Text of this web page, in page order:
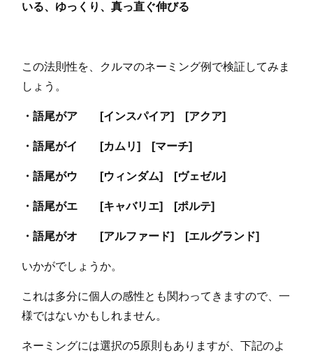
いる、ゆっくり、真っ直ぐ伸びる
この法則性を、クルマのネーミング例で検証してみま
しょう。
・語尾がア [インスパイア] [アクア]
・語尾がイ [カムリ] [マーチ]
・語尾がウ [ウィンダム] [ヴェゼル]
・語尾がエ [キャバリエ] [ポルテ]
・語尾がオ [アルファード] [エルグランド]
いかがでしょうか。
これは多分に個人の感性とも関わってきますので、一
様ではないかもしれません。
ネーミングには選択の5原則もありますが、下記のよ